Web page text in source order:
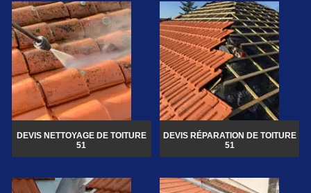
DEVIS NETTOYAGE DE TOITURE
51
DEVIS RÉPARATION DE TOITURE
51